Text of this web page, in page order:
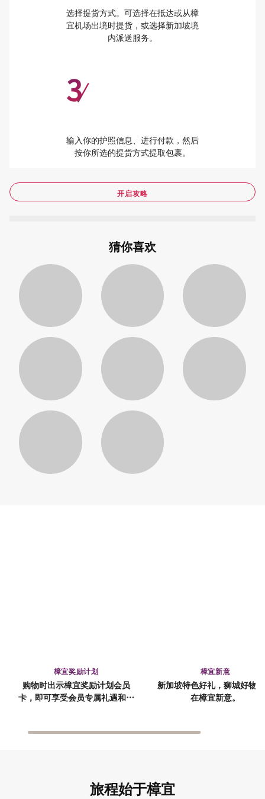
选择提货方式。可选择在抵达或从樟
宜机场出境时提货，或选择新加坡境
内派送服务。
3/
输入你的护照信息、进行付款，然后
按你所选的提货方式提取包裹。
开启攻略
猜你喜欢
樟宜奖励计划
购物时出示樟宜奖励计划会员
卡，即可享受会员专属礼遇和优
樟宜新意
新加坡特色好礼，狮城好物
在樟宜新意。
旅程始于樟宜